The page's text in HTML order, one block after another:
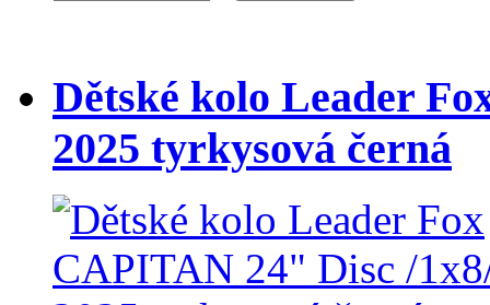
Dětské kolo Leader
2025 tyrkysová černá